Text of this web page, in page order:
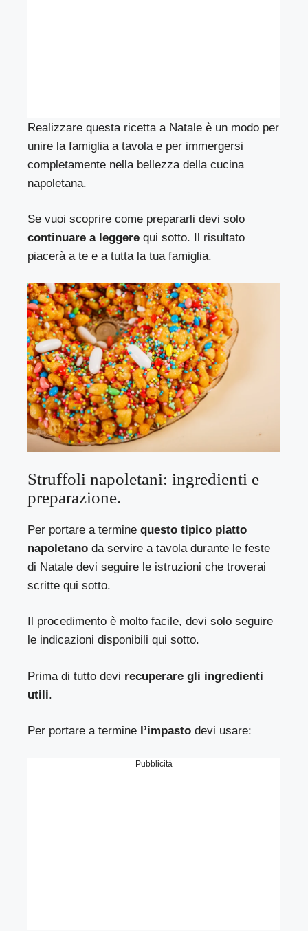
Realizzare questa ricetta a Natale è un modo per
unire la famiglia a tavola e per immergersi
completamente nella bellezza della cucina
napoletana.
Se vuoi scoprire come prepararli devi solo
continuare a leggere qui sotto. Il risultato
piacerà a te e a tutta la tua famiglia.
Struffoli napoletani: ingredienti e
preparazione.
Per portare a terminequesto tipico piatto
napoletano da servire a tavola durante le feste
di Natale devi seguire le istruzioni che troverai
scritte qui sotto.
Il procedimento è molto facile, devi solo seguire
le indicazioni disponibili qui sotto.
Prima di tutto devi recuperare gli ingredienti
utili.
Per portare a termine l’impasto devi usare:
Pubblicità